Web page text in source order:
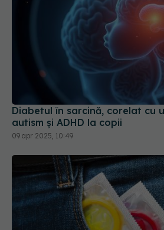
Diabetul în sarcină, corelat cu
autism și ADHD la copii
09 apr 2025, 10:49